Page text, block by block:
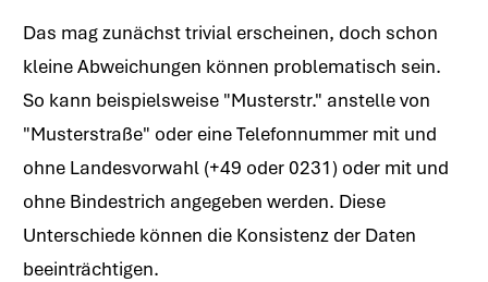
Das mag zunächst trivial erscheinen, doch schon
kleine Abweichungen können problematisch sein.
So kann beispielsweise "Musterstr." anstelle von
"Musterstraße" oder eine Telefonnummer mit und
ohne Landesvorwahl (+49 oder 0231) oder mit und
ohne Bindestrich angegeben werden. Diese
Unterschiede können die Konsistenz der Daten
beeinträchtigen.